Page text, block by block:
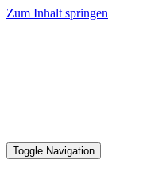
Zum Inhalt springen
Toggle Navigation